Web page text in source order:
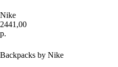
Nike
2441,00
р.
Backpacks by Nike